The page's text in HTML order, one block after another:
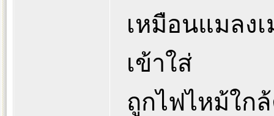
เหมือนแมลง
เข้าใส่
ถูกไฟไหม้ใก